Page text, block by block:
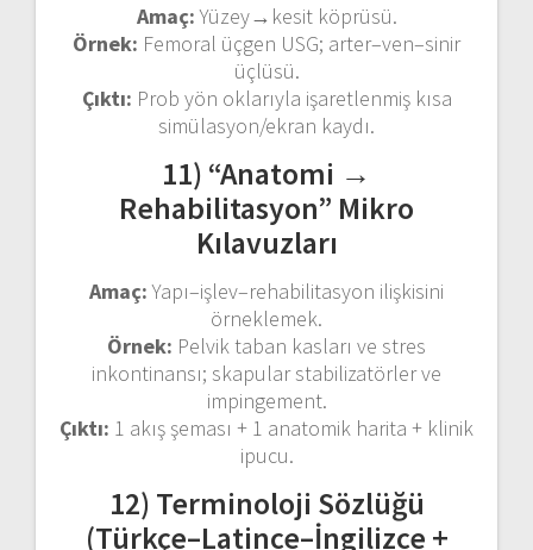
Amaç:Yüzey→kesit köprüsü.
Örnek: Femoral üçgen USG; arter–ven–sinir
üçlüsü.
Çıktı: Prob yön oklarıyla işaretlenmiş kısa
simülasyon/ekran kaydı.
11) “Anatomi →
Rehabilitasyon” Mikro
Kılavuzları
Amaç:Yapı–işlev–rehabilitasyon ilişkisini
örneklemek.
Örnek: Pelvik taban kasları ve stres
inkontinansı; skapular stabilizatörler ve
impingement.
Çıktı: 1 akış şeması + 1 anatomik harita + klinik
ipucu.
12) Terminoloji Sözlüğü
(Türkçe–Latince–İngilizce +